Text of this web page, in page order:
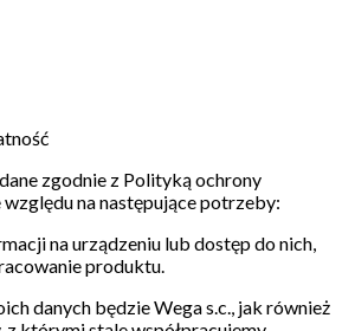
zgodnie z Polityką ochrony
na następujące potrzeby:
na urządzeniu lub dostęp do nich,
produktu.
danych będzie Wega s.c., jak również